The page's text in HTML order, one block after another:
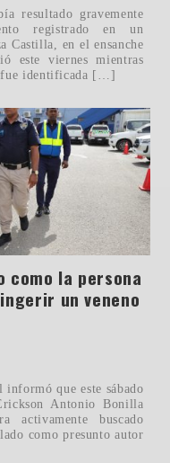
resultado gravemente
registrado en un
Castilla, en el ensanche
este viernes mientras
fue identificada […]
como la persona
un veneno
que este sábado
Antonio Bonilla
buscado
como presunto autor